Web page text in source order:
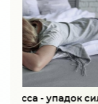
сил.. Он